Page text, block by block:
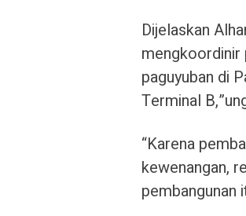
Dijelaskan
mengkoordinir
paguyuban di
Terminal
“Karena
kewenangan,
pembangunan